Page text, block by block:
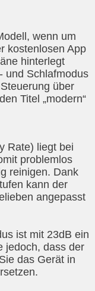
wenn um
kostenlosen App
hinterlegt
und Schlafmodus
über
Titel „modern“
Rate) liegt bei
problemlos
reinigen. Dank
kann der
angepasst
ist mit 23dB ein
jedoch, dass der
das Gerät in